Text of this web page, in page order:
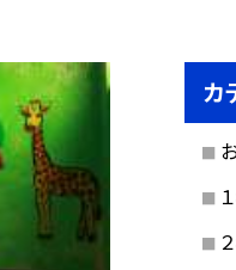
カ